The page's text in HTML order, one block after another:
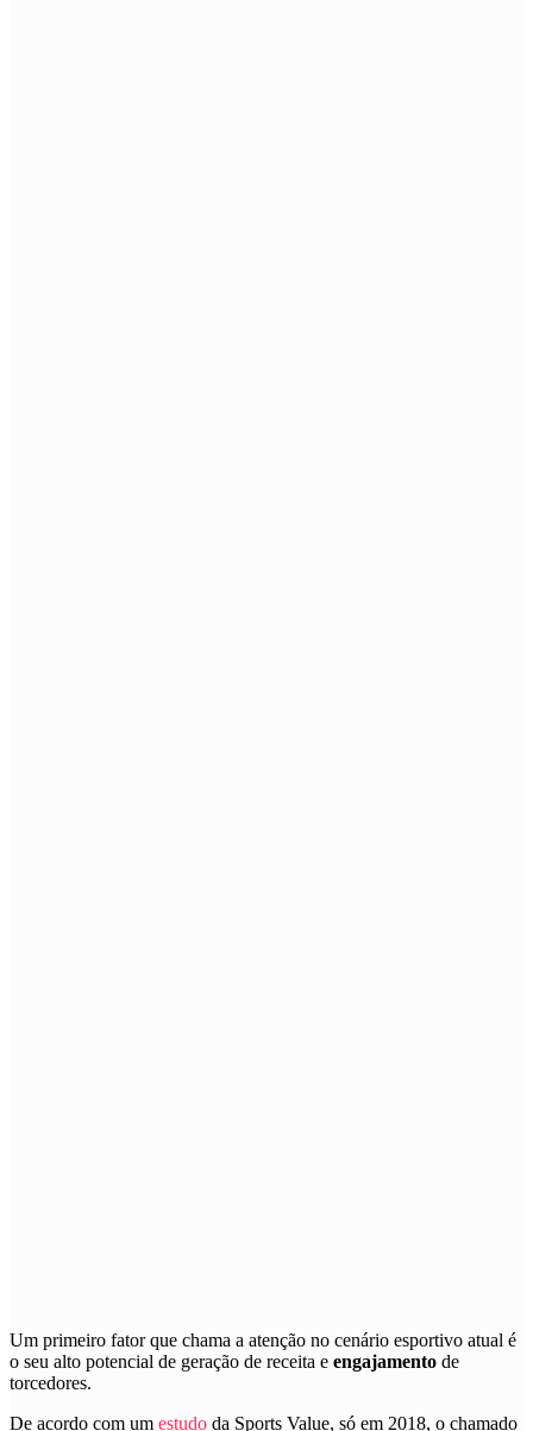
Um primeiro fator que chama a atenção no cenário esportivo atual é
o seu alto potencial de geração de receita e engajamento de
torcedores.
De acordo com um estudo da Sports Value, só em 2018, o chamado